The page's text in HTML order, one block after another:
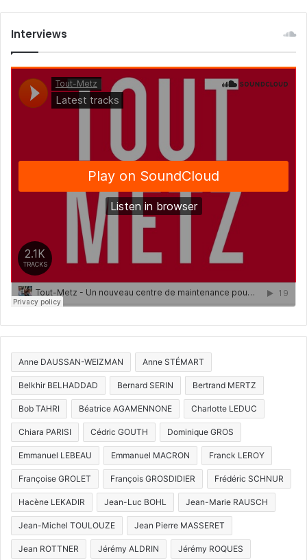
Interviews
Anne DAUSSAN-WEIZMAN Anne STÉMART
Belkhir BELHADDAD Bernard SERIN Bertrand MERTZ
Bob TAHRI Béatrice AGAMENNONE Charlotte LEDUC
Chiara PARISI Cédric GOUTH Dominique GROS
Emmanuel LEBEAU Emmanuel MACRON Franck LEROY
Françoise GROLET François GROSDIDIER Frédéric SCHNUR
Hacène LEKADIR Jean-Luc BOHL Jean-Marie RAUSCH
Jean-Michel TOULOUZE Jean Pierre MASSERET
Jean ROTTNER Jérémy ALDRIN Jérémy ROQUES